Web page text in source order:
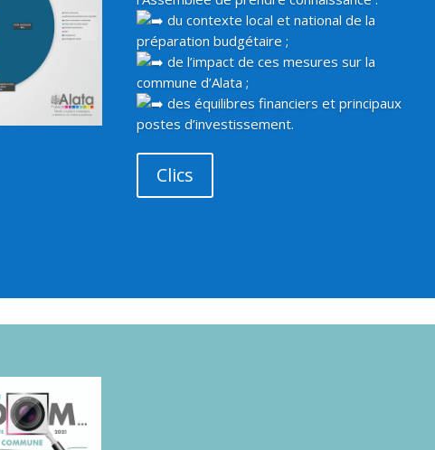
du contexte local et national de la
préparation budgétaire ;
de l’impact de ces mesures sur la
commune d’Alata ;
des équilibres financiers et principaux
postes d’investissement.
Clics